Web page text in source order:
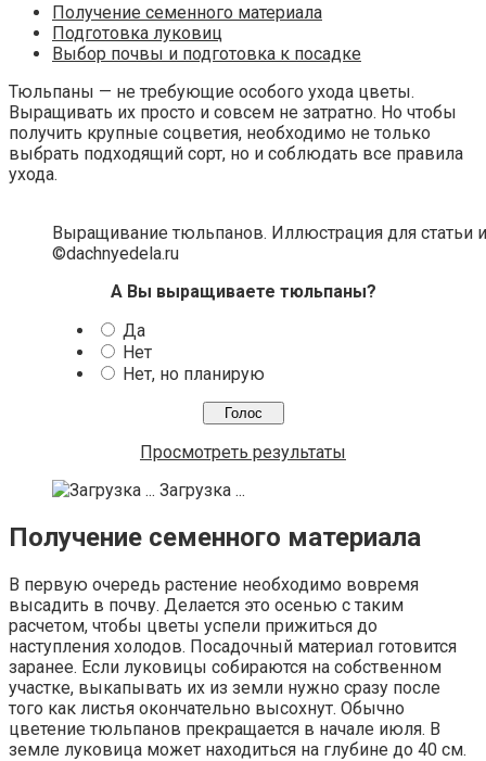
Получение семенного материала
Подготовка луковиц
Выбор почвы и подготовка к посадке
Тюльпаны — не требующие особого ухода цветы.
Выращивать их просто и совсем не затратно. Но чтобы
получить крупные соцветия, необходимо не только
выбрать подходящий сорт, но и соблюдать все правила
ухода.
Выращивание тюльпанов. Иллюстрация для статьи
©dachnyedela.ru
А Вы выращиваете тюльпаны?
Да
Нет
Нет, но планирую
Просмотреть результаты
Загрузка ...
Получение семенного материала
В первую очередь растение необходимо вовремя
высадить в почву. Делается это осенью с таким
расчетом, чтобы цветы успели прижиться до
наступления холодов. Посадочный материал готовится
заранее. Если луковицы собираются на собственном
участке, выкапывать их из земли нужно сразу после
того как листья окончательно высохнут. Обычно
цветение тюльпанов прекращается в начале июля. В
земле луковица может находиться на глубине до 40 см.